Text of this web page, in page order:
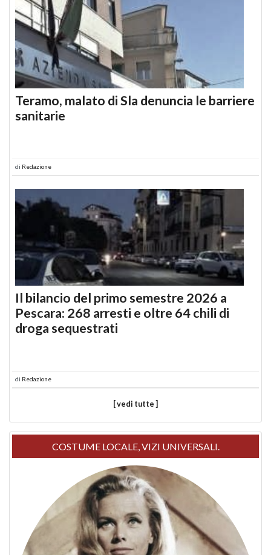
Teramo, malato di Sla denuncia le barriere
sanitarie
di Redazione
Il bilancio del primo semestre 2026 a
Pescara: 268 arresti e oltre 64 chili di
droga sequestrati
di Redazione
[ vedi tutte ]
COSTUME LOCALE, VIZI UNIVERSALI.